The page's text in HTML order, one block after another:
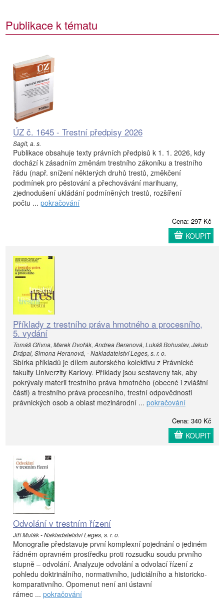
Publikace k tématu
ÚZ č. 1645 - Trestní předpisy 2026
Sagit, a. s.
Publikace obsahuje texty právních předpisů k 1. 1. 2026, kdy
dochází k zásadním změnám trestního zákoníku a trestního
řádu (např. snížení některých druhů trestů, změkčení
podmínek pro pěstování a přechovávání marihuany,
zjednodušení ukládání podmíněných trestů, rozšíření
počtu ... pokračování
Cena: 297 Kč
KOUPIT
Příklady z trestního práva hmotného a procesního,
5. vydání
Tomáš Gřivna, Marek Dvořák, Andrea Beranová, Lukáš Bohuslav, Jakub
Drápal, Simona Heranová, - Nakladatelství Leges, s. r. o.
Sbírka příkladů je dílem autorského kolektivu z Právnické
fakulty Univerzity Karlovy. Příklady jsou sestaveny tak, aby
pokrývaly materii trestního práva hmotného (obecné i zvláštní
části) a trestního práva procesního, trestní odpovědnosti
právnických osob a oblast mezinárodní ... pokračování
Cena: 340 Kč
KOUPIT
Odvolání v trestním řízení
Jiří Mulák - Nakladatelství Leges, s. r. o.
Monografie představuje první komplexní pojednání o jediném
řádném opravném prostředku proti rozsudku soudu prvního
stupně – odvolání. Analyzuje odvolání a odvolací řízení z
pohledu doktrinálního, normativního, judiciálního a historicko-
komparativního. Opomenut není ani ústavní
rámec ... pokračování